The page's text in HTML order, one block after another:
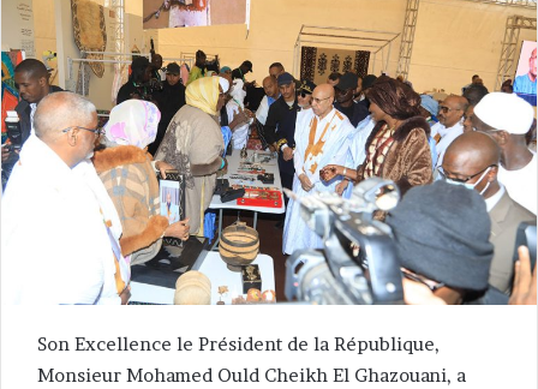
Son Excellence le Président de la République,
Monsieur Mohamed Ould Cheikh El Ghazouani, a